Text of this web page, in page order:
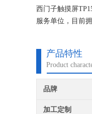
西门子触摸屏
服务单位，目前
产品特性
Product
品牌
加工定制